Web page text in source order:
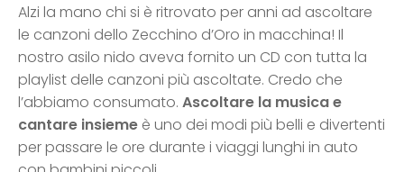
Alzi la mano chi si è ritrovato per anni ad ascoltare
le canzoni dello Zecchino d’Oro in macchina! Il
nostro asilo nido aveva fornito un CD con tutta la
playlist delle canzoni più ascoltate. Credo che
l’abbiamo consumato. Ascoltare la musica e
cantare insieme è uno dei modi più belli e divertenti
per passare le ore durante i viaggi lunghi in auto